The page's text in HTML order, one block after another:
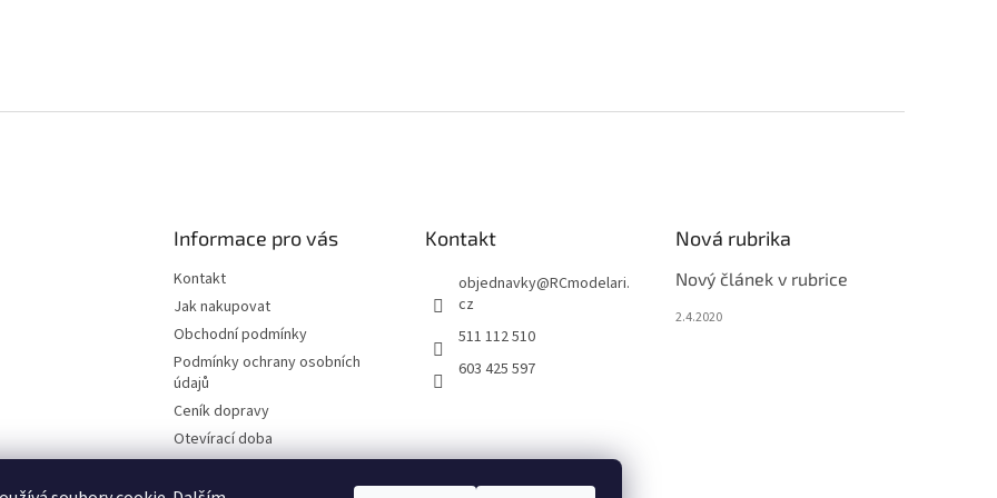
Informace pro vás
Kontakt
Jak nakupovat
Obchodní podmínky
Podmínky ochrany osobních
údajů
Ceník dopravy
Otevírací doba
Kontakt
objednavky@RCmodelari.
cz
511 112 510
603 425 597
Nová rubrika
Nový článek v rubrice
2.4.2020